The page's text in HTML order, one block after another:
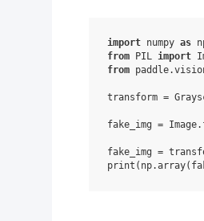
import numpy as
from
PIL import
from
transform =
fake_img = Image.
fake_img =
print ( np.array(